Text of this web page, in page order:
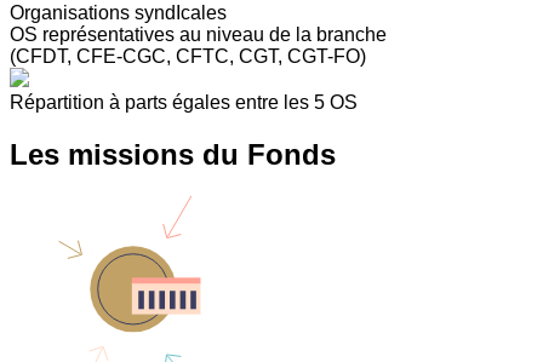
Organisations syndIcales
OS représentatives au niveau de la branche
(CFDT, CFE-CGC, CFTC, CGT, CGT-FO)
Répartition à parts égales entre les 5 OS
Les missions du Fonds